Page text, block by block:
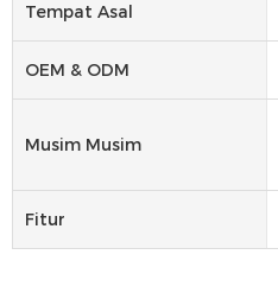
Tempat Asal
OEM & ODM
Musim Musim
Fitur